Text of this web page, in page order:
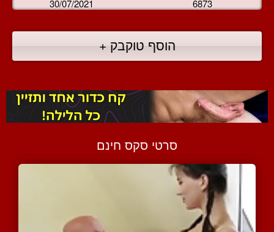
30/07/2021 6873
הוסף טוקבק +
סרטי סקס חינם